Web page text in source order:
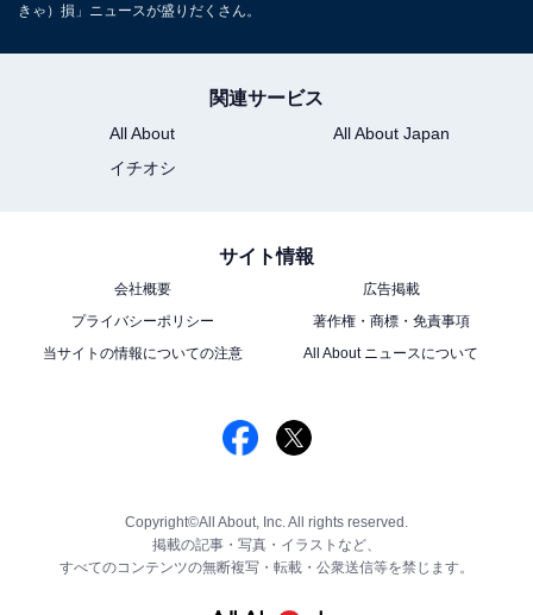
きゃ）損」ニュースが盛りだくさん。
関連サービス
All About
All About Japan
イチオシ
サイト情報
会社概要
広告掲載
プライバシーポリシー
著作権・商標・免責事項
当サイトの情報についての注意
All About ニュースについて
Copyright©All About, Inc. All rights reserved.
掲載の記事・写真・イラストなど、
すべてのコンテンツの無断複写・転載・公衆送信等を禁じます。